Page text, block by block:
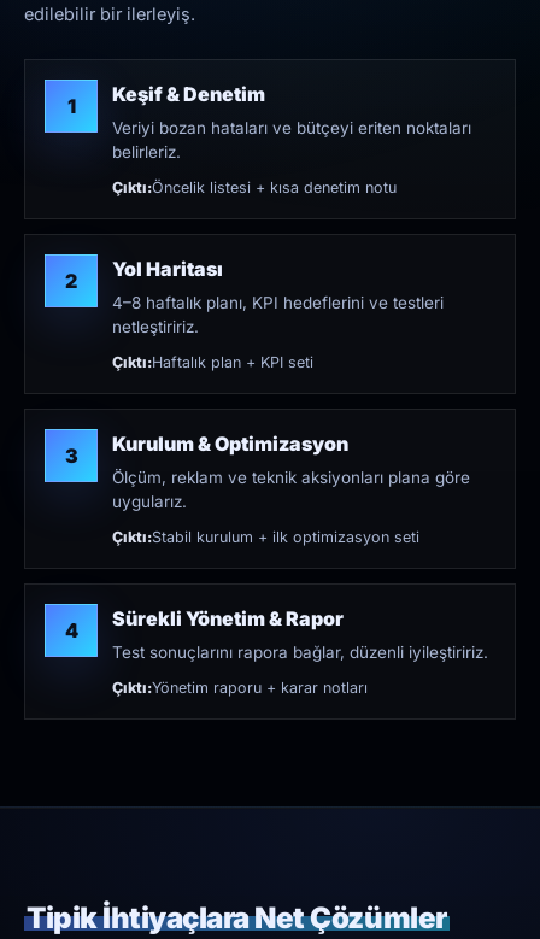
edilebilir bir ilerleyiş.
1 Keşif & Denetim
Veriyi bozan hataları ve bütçeyi eriten noktaları
belirleriz.
Çıktı:Öncelik listesi + kısa denetim notu
2 Yol Haritası
4–8 haftalık planı, KPI hedeflerini ve testleri
netleştiririz.
Çıktı:Haftalık plan + KPI seti
3 Kurulum & Optimizasyon
Ölçüm, reklam ve teknik aksiyonları plana göre
uygularız.
Çıktı:Stabil kurulum + ilk optimizasyon seti
4 Sürekli Yönetim & Rapor
Test sonuçlarını rapora bağlar, düzenli iyileştiririz.
Çıktı:Yönetim raporu + karar notları
Tipik İhtiyaçlara Net Çözümler